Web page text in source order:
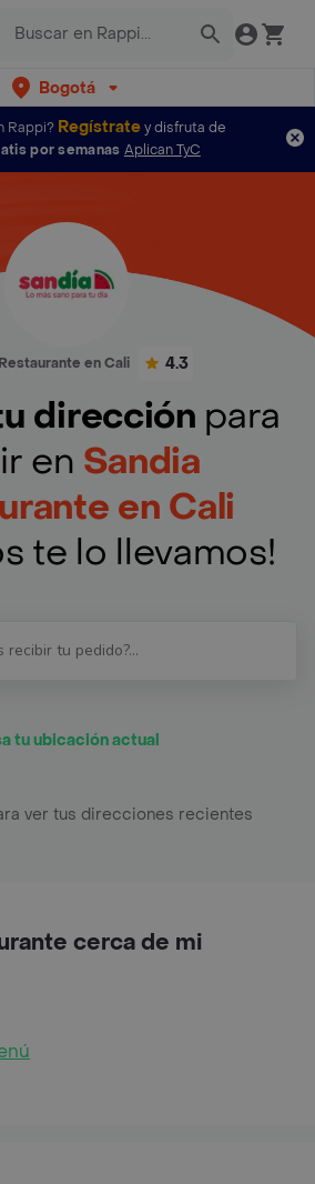
Bogotá
Rappi? Regístratey disfruta de
por semanas Aplican TyC
en Cali 4.3
dirección para
en Sandia
en Cali
te lo llevamos!
tu ubicación actual
ver tus direcciones recientes
cerca de mi